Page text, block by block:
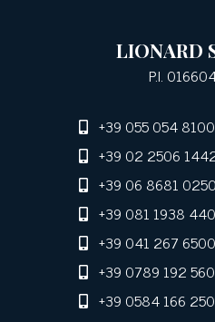
LIONARD
P.I.
+39 055 054 8100
+39 02 2506
+39 06 8681 0250
+39 081 1938
+39 041 267 6500
+39 0789 192
+39 0584 166